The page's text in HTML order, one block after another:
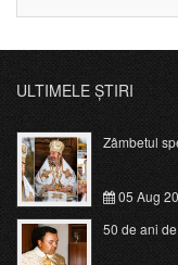
ULTIMELE ȘTIRI
Zâmbetul
05 Aug
50 de ani